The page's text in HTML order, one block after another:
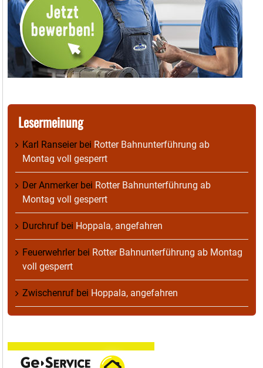
Lesermeinung
Karl Ranseierbei Rotter Bahnunterführung ab
Montag voll gesperrt
Der Anmerkerbei Rotter Bahnunterführung ab
Montag voll gesperrt
Durchruf bei Hoppala, angefahren
Feuerwehrlerbei Rotter Bahnunterführung ab Montag
voll gesperrt
Zwischenruf bei Hoppala, angefahren